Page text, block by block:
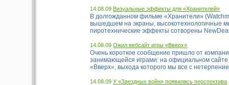
14.08.09Визуальные эффекты для «Хранителей»
В долгожданном фильме «Хранители»
вышедшем на экраны, высокотехнологичные
пиротехнические эффекты сотворены
14.08.09Ожил вебсайт игры «Вверх»
Очень короткое сообщение пришло от
занимающейся играми: на официальном
«Вверх», выхода которого мы все с
14.08.09У «Звездных войн» появилась перспектива